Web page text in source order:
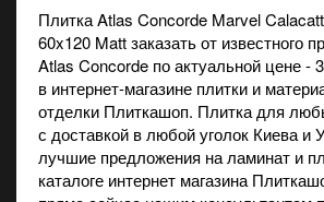
Плитка Atlas Concorde Marvel
60x120 Matt заказать от известного
Atlas Concorde по актуальной цене -
в интернет-магазине плитки и
отделки Плиткашоп. Плитка для
с доставкой в любой уголок Киева
лучшие предложения на ламинат и
каталоге интернет магазина